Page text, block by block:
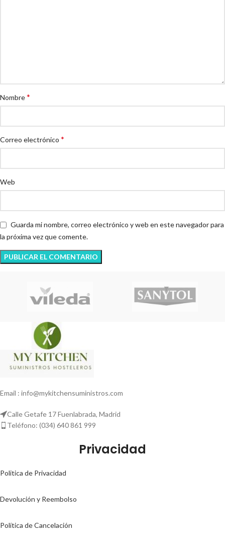
Nombre*
Correo electrónico *
Web
Guarda mi nombre, correo electrónico y web en este navegador para
la próxima vez que comente.
Email : info@mykitchensuministros.com
Calle Getafe 17 Fuenlabrada, Madrid
Teléfono: (034) 640 861 999
Privacidad
Politica de Privacidad
Devolución y Reembolso
Política de Cancelación